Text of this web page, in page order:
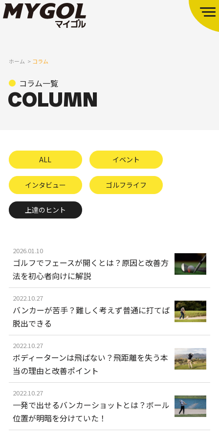
ホーム コラム
コラム一覧
ALL イベント
インタビュー ゴルフライフ
上達のヒント
2026.01.10
ゴルフでフェースが開くとは？原因と改善方
法を初心者向けに解説
2022.10.27
バンカーが苦手？難しく考えず普通に打てば
脱出できる
2022.10.27
ボディーターンは飛ばない？飛距離を失う本
当の理由と改善ポイント
2022.10.27
一発で出せるバンカーショットとは？ボール
位置が明暗を分けていた！